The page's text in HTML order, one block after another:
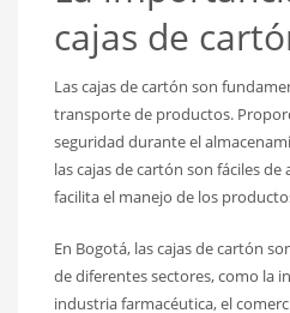
cajas de
Las cajas de cartón son
transporte de productos.
seguridad durante el
las cajas de cartón son fáciles
facilita el manejo de los
En Bogotá, las cajas de cartón
de diferentes sectores, como la
industria farmacéutica, el